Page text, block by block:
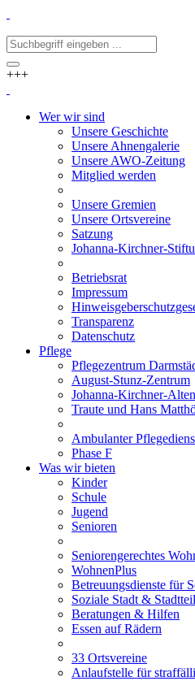
+++
Wer wir sind
Unsere Geschichte
Unsere Ahnengalerie
Unsere AWO-Zeitung
Mitglied werden
Unsere Gremien
Unsere Ortsvereine
Satzung
Johanna-Kirchner-
Betriebsrat
Impressum
Transparenz
Datenschutz
Pflege
Pflegezentrum
August-Stunz-Zentrum
Johanna-Kirchner-
Traute und Hans
Ambulanter
Phase F
Was wir bieten
Kinder
Schule
Jugend
Senioren
Seniorengerechtes
WohnenPlus
Betreuungsdienste für
Soziale Stadt &
Beratungen & Hilfen
Essen auf Rädern
33 Ortsvereine
Anlaufstelle für